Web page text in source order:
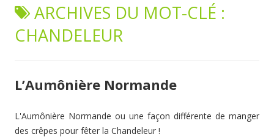
ARCHIVES DU MOT-CLÉ :
CHANDELEUR
L’Aumônière Normande
L'Aumônière Normande ou une façon différente de manger
des crêpes pour fêter la Chandeleur !